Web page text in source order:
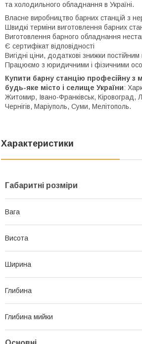
та холодильного обладнання в Україні.
Власне виробництво барних станцій з
Швидкі терміни виготовлення барних
Виготовлення барного обладнання
Є сертифікат відповідності
Вигідні ціни, додаткові знижки постійним
Працюємо з юридичними і фізичними
Купити барну станцію професійну
будь-яке місто і селище України:
Житомир, Івано-Франківськ, Кіровоград,
Чернігів, Маріуполь, Суми, Мелітополь.
Характеристики
Габаритні розміри
Вага
Висота
Ширина
Глибина
Глибина мийки